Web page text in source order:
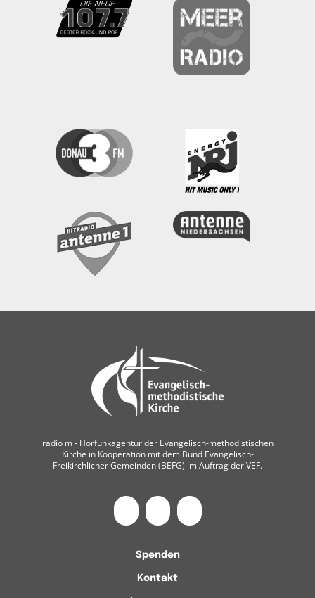
radio m ‐ Hörfunkagentur der Evangelisch-methodistischen
Kirche in Kooperation mit dem Bund Evangelisch-
Freikirchlicher Gemeinden (BEFG) im Auftrag der VEF.
Spenden
Kontakt